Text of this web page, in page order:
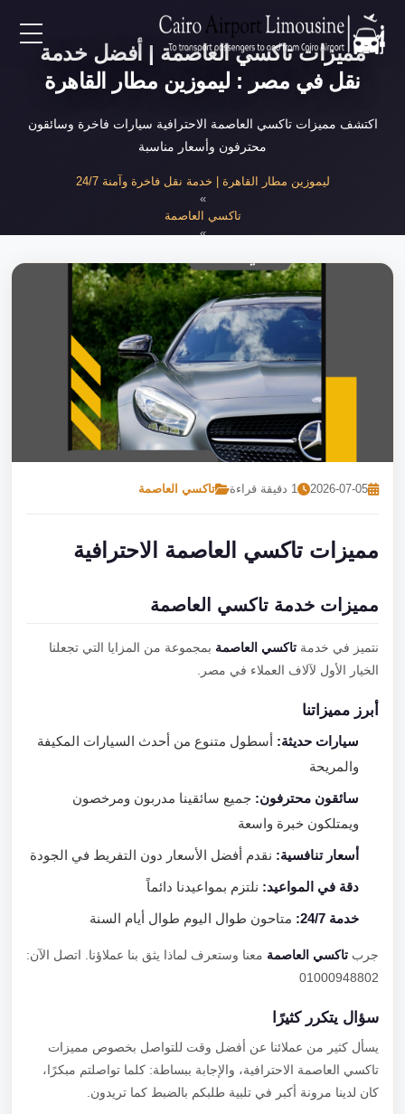
EN
خدمات المطار
نحن
مميزات تاكسي العاصمة | أفضل خدمة
نقل في مصر : ليموزين مطار القاهرة
اكتشف مميزات تاكسي العاصمة الاحترافية سيارات فاخرة وسائقون
محترفون وأسعار مناسبة
ليموزين مطار القاهرة | خدمة نقل فاخرة وآمنة 24/7
تاكسي العاصمة
»
2026-07-05 1 دقيقة قراءة تاكسي العاصمة
مميزات تاكسي العاصمة الاحترافية
مميزات خدمة تاكسي العاصمة
نتميز في خدمةتاكسي العاصمةبمجموعة من المزايا التي تجعلنا
الخيار الأول لآلاف العملاء في مصر.
أبرز مميزاتنا
سيارات حديثة:أسطول متنوع من أحدث السيارات المكيفة
والمريحة
سائقون محترفون:جميع سائقينا مدربون ومرخصون
ويمتلكون خبرة واسعة
أسعار تنافسية:نقدم أفضل الأسعار دون التفريط في الجودة
دقة في المواعيد:نلتزم بمواعيدنا دائماً
خدمة 24/7: متاحون طوال اليوم طوال أيام السنة
جربتاكسي العاصمةمعنا وستعرف لماذا يثق بنا عملاؤنا. اتصل الآن:
01000948802
سؤال يتكرر كثيرًا
يسأل كثير من عملائنا عن أفضل وقت للتواصل بخصوص مميزات
تاكسي العاصمة الاحترافية، والإجابة ببساطة: كلما تواصلتم مبكرًا،
كان لدينا مرونة أكبر في تلبية طلبكم بالضبط كما تريدون.